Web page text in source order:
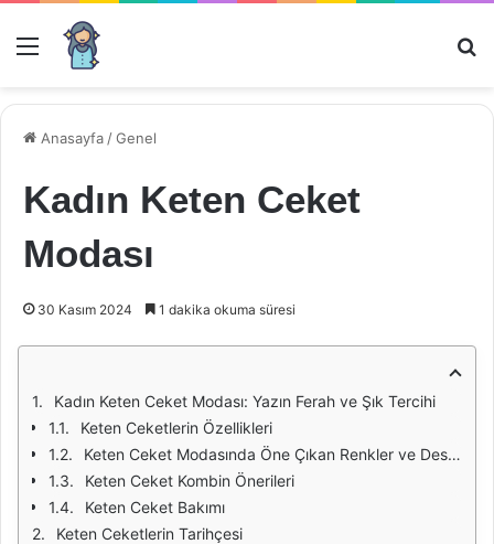
Menü
Anasayfa /Genel
Kadın Keten Ceket
Modası
30 Kasım 2024 1 dakika okuma süresi
Kadın Keten Ceket Modası: Yazın Ferah ve Şık Tercihi
Keten Ceketlerin Özellikleri
Keten Ceket Modasında Öne Çıkan Renkler ve Desenler
Keten Ceket Kombin Önerileri
Keten Ceket Bakımı
Keten Ceketlerin Tarihçesi